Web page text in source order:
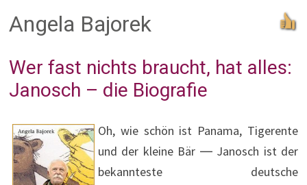
Angela Bajorek
Wer fast nichts braucht, hat alles:
Janosch – die Biografie
Oh, wie schön ist Panama, Tigerente
und der kleine Bär ― Janosch ist der
bekannteste deutsche